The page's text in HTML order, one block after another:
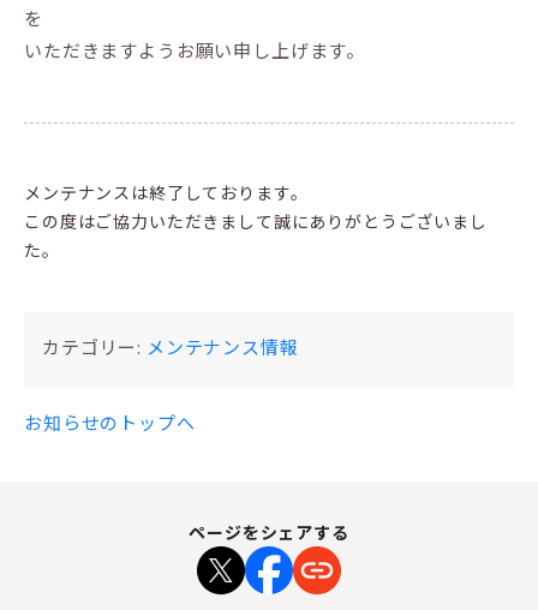
を
いただきますようお願い申し上げます。
メンテナンスは終了しております。
この度はご協力いただきまして誠にありがとうございまし
た。
カテゴリー: メンテナンス情報
お知らせのトップへ
ページをシェアする